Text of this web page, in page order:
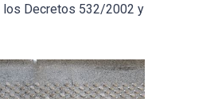
los Decretos 532/2002 y